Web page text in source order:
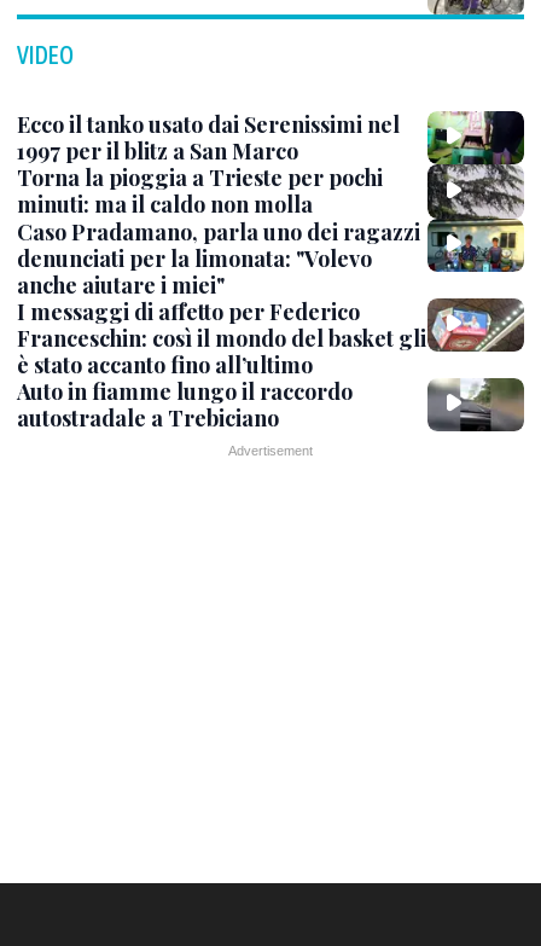
VIDEO
Ecco il tanko usato dai Serenissimi nel
1997 per il blitz a San Marco
Torna la pioggia a Trieste per pochi
minuti: ma il caldo non molla
Caso Pradamano, parla uno dei ragazzi
denunciati per la limonata: "Volevo
anche aiutare i miei"
I messaggi di affetto per Federico
Franceschin: così il mondo del basket gli
è stato accanto fino all’ultimo
Auto in fiamme lungo il raccordo
autostradale a Trebiciano